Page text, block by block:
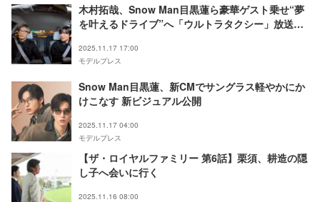
木村拓哉、Snow Man目黒蓮ら豪華ゲスト乗せ“夢
を叶えるドライブ”へ「ウルトラタクシー」放送決
2025.11.17 17:00
モデルプレス
Snow Man目黒蓮、新CMでサングラス軽やかにか
けこなす 新ビジュアル公開
2025.11.17 04:00
モデルプレス
【ザ・ロイヤルファミリー 第6話】栗須、耕造の隠
し子へ会いに行く
2025.11.16 08:00